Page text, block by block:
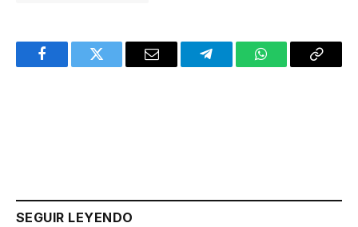
FacebookTwitter Email TelegramWhatsAppCopy
SEGUIR LEYENDO